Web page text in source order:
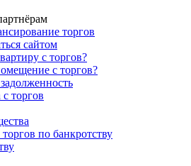
торгов
сайтом
с торгов?
с торгов?
торгов
по банкротству